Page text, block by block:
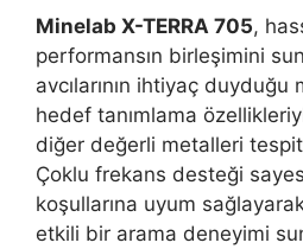
Minelab X-TERRA 705,
performansın birleşimini
avcılarının ihtiyaç duyduğu
hedef tanımlama
diğer değerli metalleri
Çoklu frekans desteği
koşullarına uyum
etkili bir arama deneyimi